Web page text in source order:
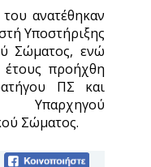
ανατέθηκαν
Υποστήριξης
Σώματος, ενώ
προήχθη
ΠΣ και
Υπαρχηγού
Σώματος.